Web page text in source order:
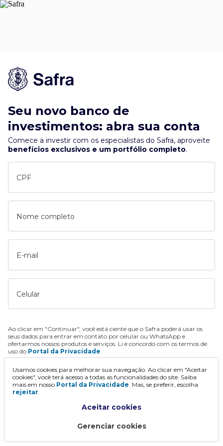
Seu novo banco de
investimentos: abra sua conta
Comece a investir com os especialistas do Safra, aproveite
benefícios exclusivos e um portfólio completo.
CPF
Nome completo
E-mail
Celular
Ao clicar em "Continuar", você está ciente que o Safra poderá usar os
seus dados para entrar em contato por celular ou WhatsApp e
ofertarmos nossos produtos e serviços. Li e concordo com os termos de
uso do Portal da Privacidade.
Continuar
Usamos cookies para melhorar sua navegação. Ao clicar em "Aceitar
cookies", você terá acesso a todas as funcionalidades do site. Saiba
mais em nosso Portal da Privacidade. Mas, se preferir, escolha
rejeitar.
Aceitar cookies
Gerenciar cookies